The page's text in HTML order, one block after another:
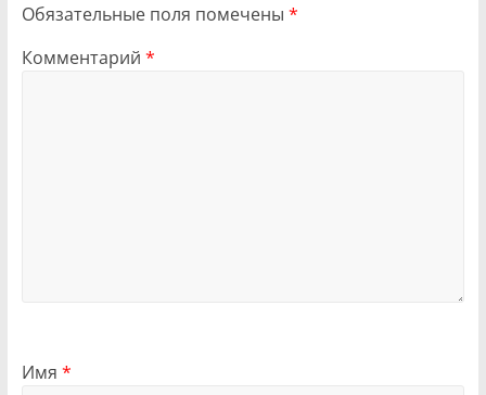
Обязательные поля помечены *
Комментарий *
Имя *